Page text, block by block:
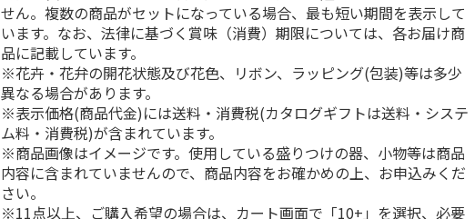
せん。複数の商品がセットになっている場合、最も短い期間を表示して
います。なお、法律に基づく賞味（消費）期限については、各お届け商
品に記載しています。
※花卉・花弁の開花状態及び花色、リボン、ラッピング(包装)等は多少
異なる場合があります。
※表示価格(商品代金)には送料・消費税(カタログギフトは送料・システ
ム料・消費税)が含まれています。
※商品画像はイメージです。使用している盛りつけの器、小物等は商品
内容に含まれていませんので、商品内容をお確かめの上、お申込みくだ
さい。
※11点以上、ご購入希望の場合は、カート画面で「10+」を選択、必要